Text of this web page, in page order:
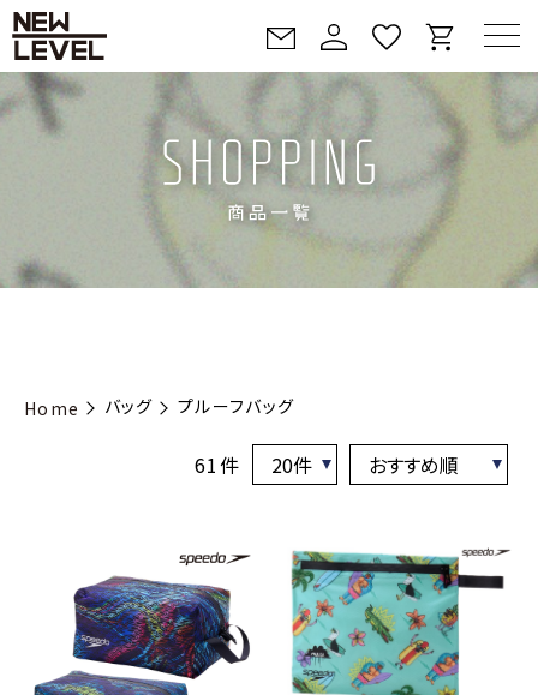
Home バッグ プルーフバッグ
61件